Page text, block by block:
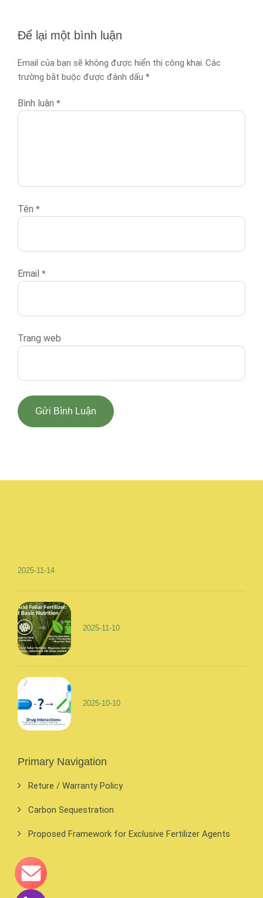
Để lại một bình luận
Email của bạn sẽ không được hiển thị công khai. Các
trường bắt buộc được đánh dấu *
Bình luận *
Tên *
Email *
Trang web
2025-11-14
2025-11-10
2025-10-10
Primary Navigation
Reture / Warranty Policy
Carbon Sequestration
Proposed Framework for Exclusive Fertilizer Agents